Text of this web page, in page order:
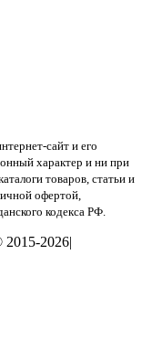
сайт и его
характер и ни при
товаров, статьи и
офертой,
кодекса РФ.
2026|